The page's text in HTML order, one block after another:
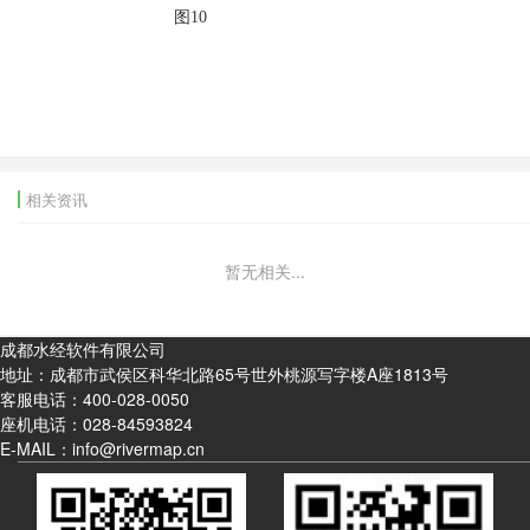
图10
相关资讯
暂无相关...
成都水经软件有限公司
地址：成都市武侯区科华北路65号世外桃源写字楼A座1813号
客服电话： 400-028-0050
座机电话： 028-84593824
E-MAIL：info@rivermap.cn